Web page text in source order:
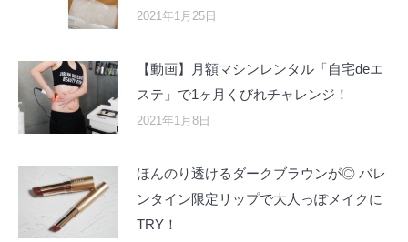
2021年1月25日
【動画】月額マシンレンタル「自宅deエ
ステ」で1ヶ月くびれチャレンジ！
2021年1月8日
ほんのり透けるダークブラウンが◎ バレ
ンタイン限定リップで大人っぽメイクに
TRY！